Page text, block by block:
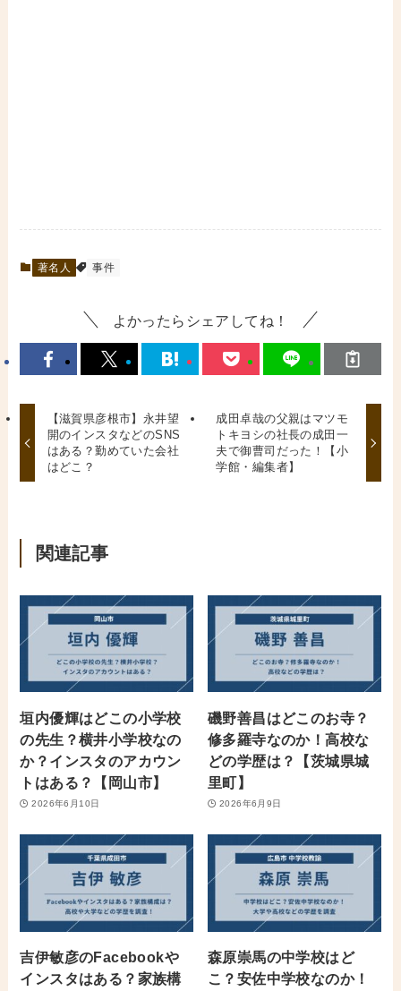
著名人 事件
よかったらシェアしてね！
【滋賀県彦根市】永井望
開のインスタなどのSNS
はある？勤めていた会社
はどこ？
成田卓哉の父親はマツモ
トキヨシの社長の成田一
夫で御曹司だった！【小
学館・編集者】
関連記事
垣内優輝はどこの小学校
の先生？横井小学校なの
か？インスタのアカウン
トはある？【岡山市】
2026年6月10日
磯野善昌はどこのお寺？
修多羅寺なのか！高校な
どの学歴は？【茨城県城
里町】
2026年6月9日
吉伊敏彦のFacebookや
インスタはある？家族構
森原崇馬の中学校はど
こ？安佐中学校なのか！